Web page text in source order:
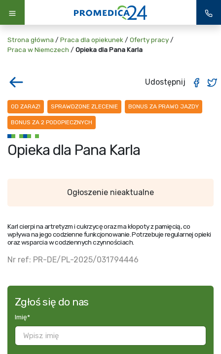
Strona główna / Praca dla opiekunek / Oferty pracy /
Praca w Niemczech / Opieka dla Pana Karla
Udostępnij
OD ZARAZ! SPRAWDZONE ZLECENIE BONUS ZA PRAWO JAZDY
BONUS ZA 2 PODOPIECZNYCH
Opieka dla Pana Karla
Ogłoszenie nieaktualne
Karl cierpi na artretyzm i cukrzycę oraz ma kłopoty z pamięcią, co
wpływa na jego codzienne funkcjonowanie. Potrzebuje regularnej opieki
oraz wsparcia w codziennych czynnościach.
Nr ref: PR-DE/PL-2025/031794446
Zgłoś się do nas
Imię*